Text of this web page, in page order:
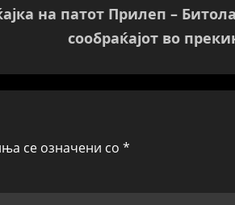
на патот Прилеп –
сообраќајот во
се означени со *